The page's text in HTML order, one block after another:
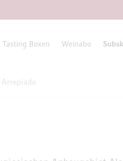
Tasting Boxen Weinabo
Arrepiado